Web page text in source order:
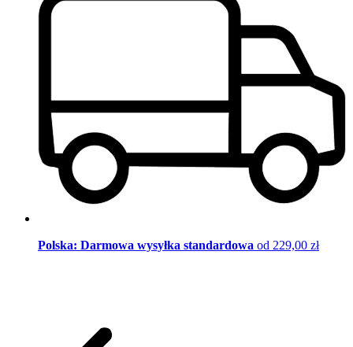
Polska: Darmowa wysyłka standardowa od 229,00 zł